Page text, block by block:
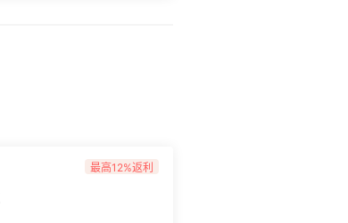
最高12%返利